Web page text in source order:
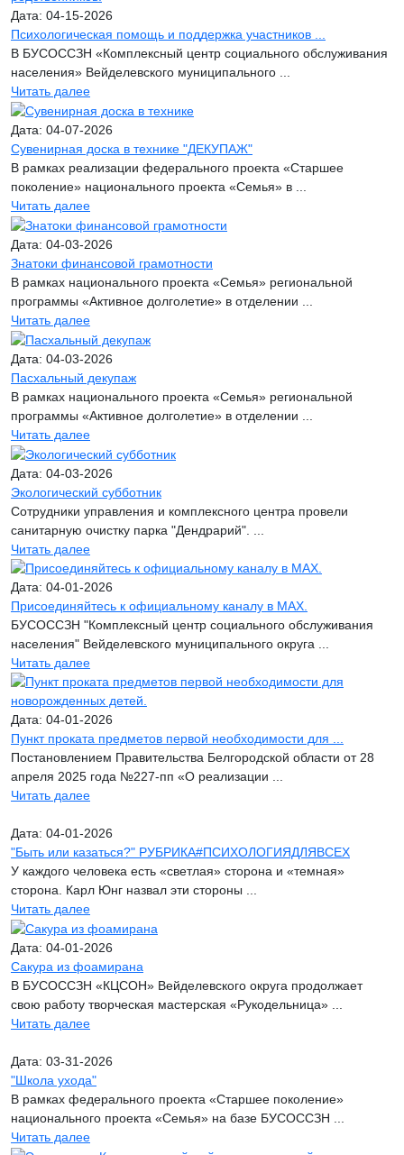
Дата: 04-15-2026
Психологическая помощь и поддержка участников ...
В БУСОССЗН «Комплексный центр социального обслуживания
населения» Вейделевского муниципального ...
Читать далее
Дата: 04-07-2026
Сувенирная доска в технике "ДЕКУПАЖ"
В рамках реализации федерального проекта «Старшее
поколение» национального проекта «Семья» в ...
Читать далее
Дата: 04-03-2026
Знатоки финансовой грамотности
В рамках национального проекта «Семья» региональной
программы «Активное долголетие» в отделении ...
Читать далее
Дата: 04-03-2026
Пасхальный декупаж
В рамках национального проекта «Семья» региональной
программы «Активное долголетие» в отделении ...
Читать далее
Дата: 04-03-2026
Экологический субботник
Сотрудники управления и комплексного центра провели
санитарную очистку парка "Дендрарий". ...
Читать далее
Дата: 04-01-2026
Присоединяйтесь к официальному каналу в МАХ.
БУСОССЗН "Комплексный центр социального обслуживания
населения" Вейделевского муниципального округа ...
Читать далее
Дата: 04-01-2026
Пункт проката предметов первой необходимости для ...
Постановлением Правительства Белгородской области от 28
апреля 2025 года №227-пп «О реализации ...
Читать далее
Дата: 04-01-2026
"Быть или казаться?" РУБРИКА#ПСИХОЛОГИЯДЛЯВСЕХ
У каждого человека есть «светлая» сторона и «темная»
сторона. Карл Юнг назвал эти стороны ...
Читать далее
Дата: 04-01-2026
Сакура из фоамирана
В БУСОССЗН «КЦСОН» Вейделевского округа продолжает
свою работу творческая мастерская «Рукодельница» ...
Читать далее
Дата: 03-31-2026
"Школа ухода"
В рамках федерального проекта «Старшее поколение»
национального проекта «Семья» на базе БУСОССЗН ...
Читать далее